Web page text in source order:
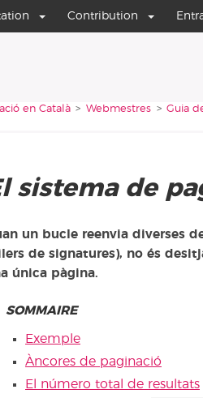
Contribution
en Català Webmestres Guia
sistema de
un bucle reenvia diverses
de signatures), no és
única pàgina.
SOMMAIRE
Exemple
Àncores de paginació
El número total de resultats